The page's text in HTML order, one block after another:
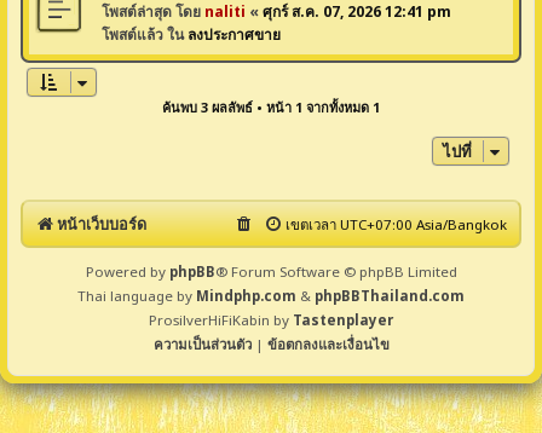
โพสต์ล่าสุด โดย naliti «ศุกร์ ส.ค. 07, 2026 12:41 pm
โพสต์แล้ว ในลงประกาศขาย
ค้นพบ 3 ผลลัพธ์ • หน้า 1 จากทั้งหมด 1
ไปที่
หน้าเว็บบอร์ด เขตเวลา UTC+07:00 Asia/Bangkok
Powered by phpBB® Forum Software © phpBB Limited
Thai language by Mindphp.com & phpBBThailand.com
ProsilverHiFiKabin by Tastenplayer
ความเป็นส่วนตัว| ข้อตกลงและเงื่อนไข